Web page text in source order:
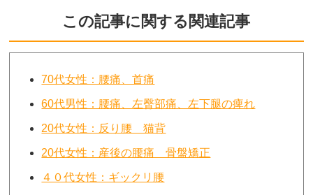
この記事に関する関連記事
70代女性：腰痛、首痛
60代男性：腰痛、左臀部痛、左下腿の痺れ
20代女性：反り腰 猫背
20代女性：産後の腰痛 骨盤矯正
４０代女性：ギックリ腰